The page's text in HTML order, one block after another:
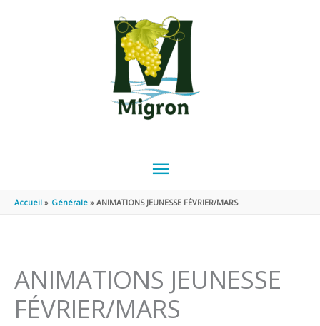
MENU
PRINCIPAL
Accueil Générale ANIMATIONS JEUNESSE FÉVRIER/MARS
ANIMATIONS JEUNESSE
FÉVRIER/MARS